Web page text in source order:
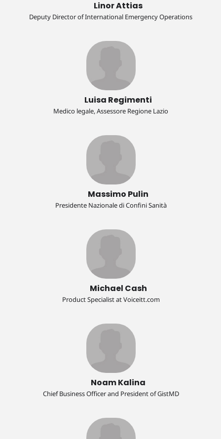
Linor Attias
Deputy Director of International Emergency Operations
Luisa Regimenti
Medico legale, Assessore Regione Lazio
Massimo Pulin
Presidente Nazionale di Confini Sanità
Michael Cash
Product Specialist at Voiceitt.com
Noam Kalina
Chief Business Officer and President of GistMD